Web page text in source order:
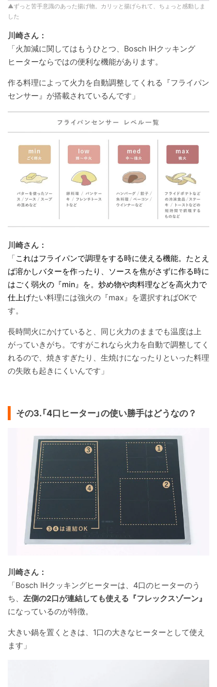
▲ずっと苦手意識のあった揚げ物。カリッと揚げられて、ちょっと感動しま
した
川崎さん：
「火加減に関してはもうひとつ、Bosch IHクッキング
ヒーターならではの便利な機能があります。
作る料理によって火力を自動調整してくれる『フライパン
センサー』が搭載されているんです」
川崎さん：
「これはフライパンで調理をする時に使える機能。たとえ
ば溶かしバターを作ったり、ソースを焦がさずに作る時に
はごく弱火の『min』を。炒め物や肉料理などを高火力で
仕上げたい料理には強火の『max』を選択すればOKで
す。
長時間火にかけていると、同じ火力のままでも温度は上
がっていきがち。ですがこれなら火力を自動で調整してく
れるので、焼きすぎたり、生焼けになったりといった料理
の失敗も起きにくいんです」
その3.「4口ヒーター」の使い勝手はどうなの？
川崎さん：
「Bosch IHクッキングヒーターは、4口のヒーターのう
ち、 左側の2口が連結しても使える『フレックスゾーン』
になっているのが特徴。
大きい鍋を置くときは、1口の大きなヒーターとして使え
ます」